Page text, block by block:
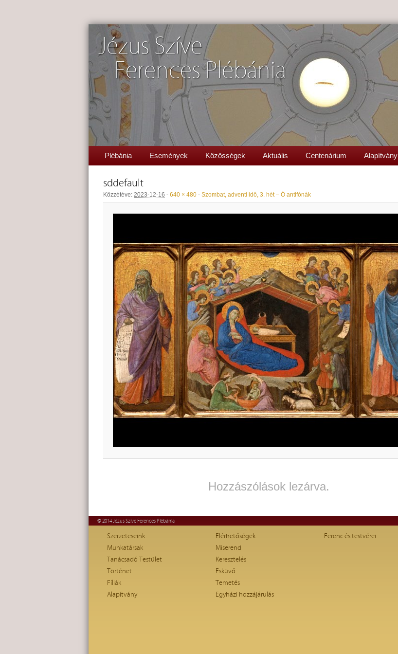
Jézus Szíve
Ferences Plébánia
Plébánia Események Közösségek Aktuális Centenárium Alapítvány
sddefault
Közzétéve: 2023-12-16 - 640 × 480 - Szombat, adventi idő, 3. hét – Ó antifónák
Hozzászólások lezárva.
© 2014 Jézus Szíve Ferences Plébánia
Szerzeteseink
Munkatársak
Tanácsadó Testület
Történet
Fíliák
Alapítvány
Elérhetőségek
Miserend
Keresztelés
Esküvő
Temetés
Egyházi hozzájárulás
Ferenc és testvérei